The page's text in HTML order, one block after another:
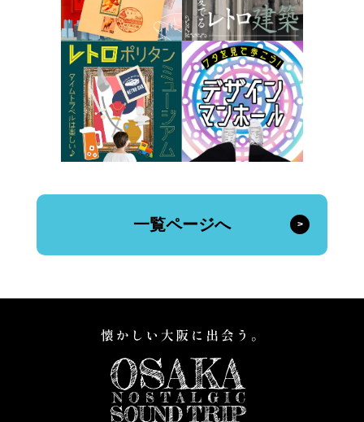
一覧ページへ